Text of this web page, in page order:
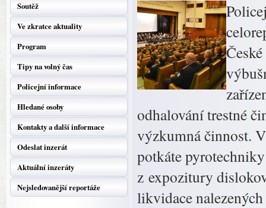
Soutěž
Ve zkratce aktuality
Program
Tipy na volný čas
Policejní informace
Hledané osoby
Kontakty a další informace
Odeslat inzerát
Aktuální inzeráty
Nejsledovanější reportáže
odhalování trestné
výzkumná činnost.
potkáte
z expozitury
likvidace